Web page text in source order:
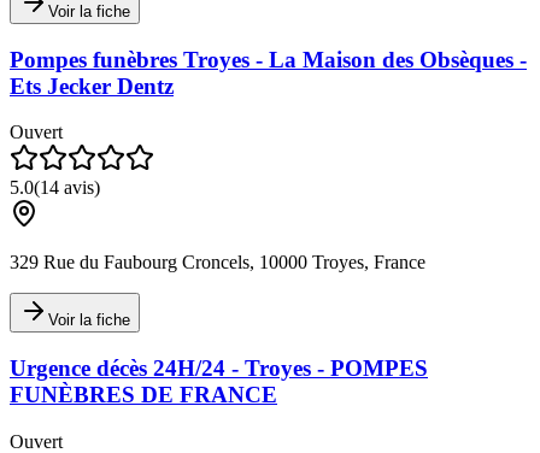
Voir la fiche
Pompes funèbres Troyes - La Maison des Obsèques -
Ets Jecker Dentz
Ouvert
5.0(14 avis)
329 Rue du Faubourg Croncels, 10000 Troyes, France
Voir la fiche
Urgence décès 24H/24 - Troyes - POMPES
FUNÈBRES DE FRANCE
Ouvert